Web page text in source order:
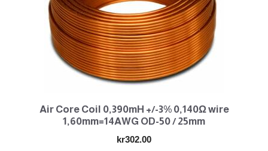
Air Core Coil 0,390mH +/-3% 0,140Ω wire
1,60mm=14AWG OD-50 / 25mm
kr302.00